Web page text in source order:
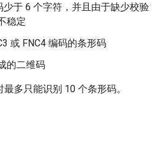
少于 6 个字符，并且由于缺少校验
稳定
或 FNC4 编码的条形码
的二维码
多只能识别 10 个条形码。